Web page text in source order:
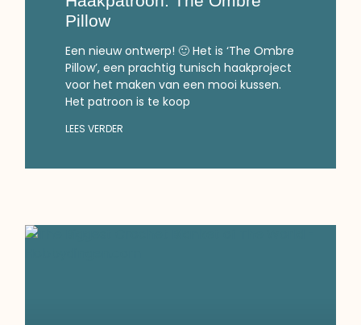
Pillow
Een nieuw ontwerp! 🙂 Het is ‘The Ombre
Pillow’, een prachtig tunisch haakproject
voor het maken van een mooi kussen.
Het patroon is te koop
LEES VERDER